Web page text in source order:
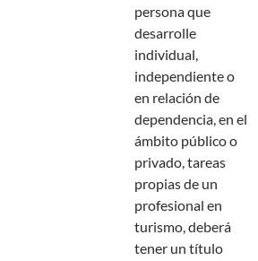
persona que
desarrolle
individual,
independiente o
en relación de
dependencia, en el
ámbito público o
privado, tareas
propias de un
profesional en
turismo, deberá
tener un título